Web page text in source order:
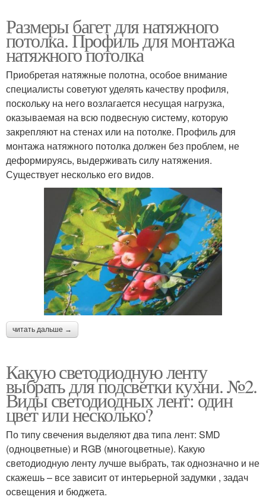
Размеры багет для натяжного
потолка. Профиль для монтажа
натяжного потолка
Приобретая натяжные полотна, особое внимание
специалисты советуют уделять качеству профиля,
поскольку на него возлагается несущая нагрузка,
оказываемая на всю подвесную систему, которую
закрепляют на стенах или на потолке. Профиль для
монтажа натяжного потолка должен без проблем, не
деформируясь, выдерживать силу натяжения.
Существует несколько его видов.
читать дальше →
Какую светодиодную ленту
выбрать для подсветки кухни. №2.
Виды светодиодных лент: один
цвет или несколько?
По типу свечения выделяют два типа лент: SMD
(одноцветные) и RGB (многоцветные). Какую
светодиодную ленту лучше выбрать, так однозначно и не
скажешь – все зависит от интерьерной задумки , задач
освещения и бюджета.